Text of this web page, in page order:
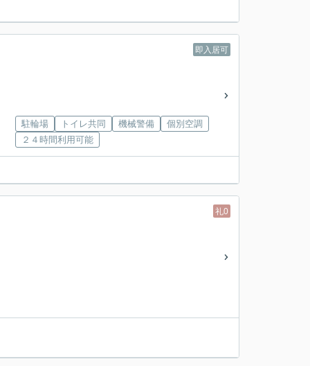
即入居可
駐輪場 トイレ共同 機械警備
個別空調
２４時間利用可能
礼0